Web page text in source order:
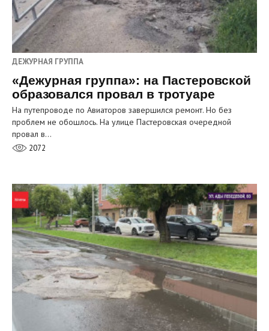
ДЕЖУРНАЯ ГРУППА
«Дежурная группа»: на Пастеровской
образовался провал в тротуаре
На путепроводе по Авиаторов завершился ремонт. Но без
проблем не обошлось. На улице Пастеровская очередной
провал в…
2072